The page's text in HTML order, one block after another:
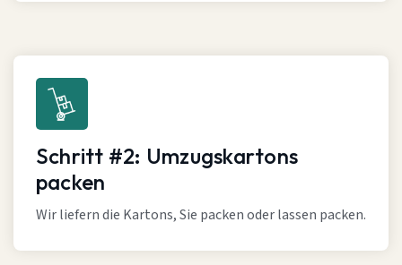
Schritt #2: Umzugskartons
packen
Wir liefern die Kartons, Sie packen oder lassen packen.